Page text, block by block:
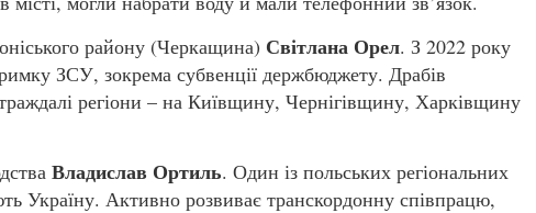
району (Черкащина) Світлана Орел. З 2022 року
ЗСУ, зокрема субвенції держбюджету. Драбів
регіони – на Київщину, Чернігівщину, Харківщину
Владислав Ортиль. Один із польських регіональних
Україну. Активно розвиває транскордонну співпрацю,